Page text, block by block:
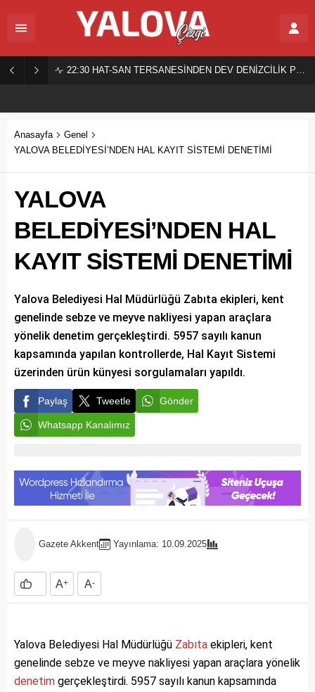
22:30 HAT-SAN TERSANESİNDEN DEV DENİZCİLİK PROJESİ!
Anasayfa
Genel
YALOVA BELEDİYESİ’NDEN HAL KAYIT SİSTEMİ DENETİMİ
YALOVA
BELEDİYESİ’NDEN HAL
KAYIT SİSTEMİ DENETİMİ
Yalova Belediyesi Hal Müdürlüğü Zabıta ekipleri, kent
genelinde sebze ve meyve nakliyesi yapan araçlara
yönelik denetim gerçekleştirdi. 5957 sayılı kanun
kapsamında yapılan kontrollerde, Hal Kayıt Sistemi
üzerinden ürün künyesi sorgulamaları yapıldı.
Paylaş Tweetle Gönder
Whatsapp Kanalımız
Gazete Akkent Yayınlama: 10.09.2025
A+ A-
Yalova Belediyesi Hal Müdürlüğü Zabıta ekipleri, kent
genelinde sebze ve meyve nakliyesi yapan araçlara yönelik
denetim gerçekleştirdi. 5957 sayılı kanun kapsamında